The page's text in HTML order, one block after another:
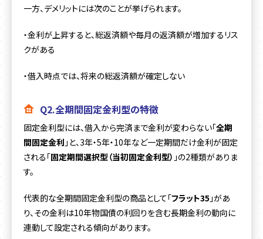
一方、デメリットには次のことが挙げられます。
・金利が上昇すると、総返済額や毎月の返済額が増加するリス
クがある
・借入時点では、将来の総返済額が確定しない
Q2.全期間固定金利型の特徴
固定金利型には、借入から完済まで金利が変わらない「全期
間固定金利 」と、3年・5年・10年など一定期間だけ金利が固定
される「固定期間選択型（当初固定金利型） 」の2種類がありま
す。
代表的な全期間固定金利型の商品として「フラット35 」があ
り、その金利は10年物国債の利回りを含む長期金利の動向に
連動して設定される傾向があります。